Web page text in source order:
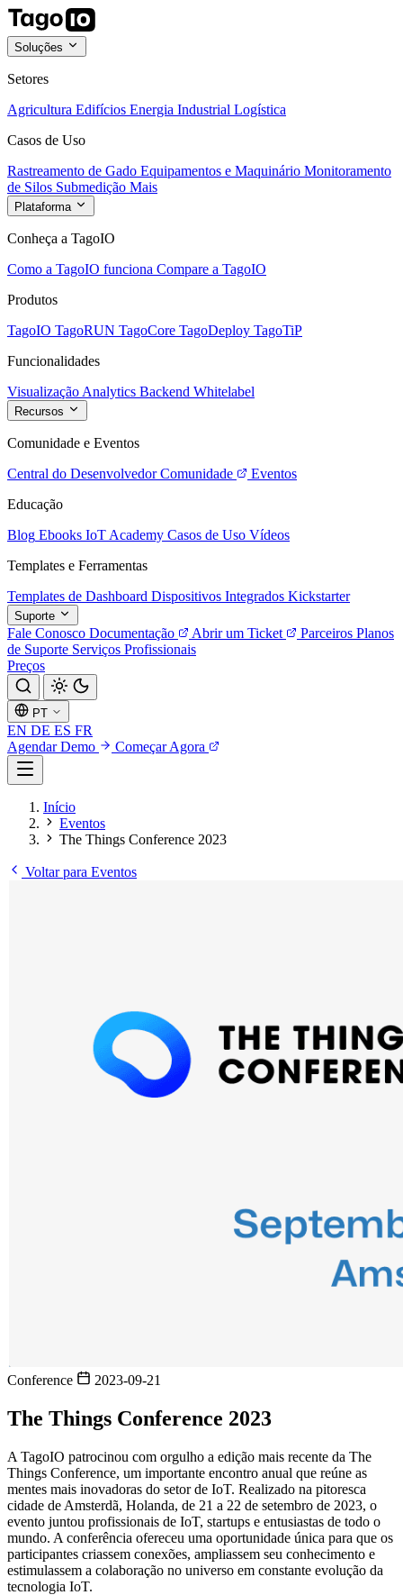
Soluções
Setores
Agricultura Edifícios Energia Industrial Logística
Casos de Uso
Rastreamento de Gado Equipamentos e Maquinário Monitoramento
de Silos Submedição Mais
Plataforma
Conheça a TagoIO
Como a TagoIO funciona Compare a TagoIO
Produtos
TagoIO TagoRUN TagoCore TagoDeploy TagoTiP
Funcionalidades
Visualização Analytics Backend Whitelabel
Recursos
Comunidade e Eventos
Central do Desenvolvedor Comunidade
Eventos
Educação
Blog Ebooks IoT Academy Casos de Uso Vídeos
Templates e Ferramentas
Templates de Dashboard Dispositivos Integrados Kickstarter
Suporte
Fale Conosco Documentação Abrir um Ticket Parceiros Planos
de Suporte Serviços Profissionais
Preços
PT
EN DE ES FR
Agendar Demo
Começar Agora
Início
Eventos
The Things Conference 2023
Voltar para Eventos
Conference 2023-09-21
The Things Conference 2023
A TagoIO patrocinou com orgulho a edição mais recente da The
Things Conference, um importante encontro anual que reúne as
mentes mais inovadoras do setor de IoT. Realizado na pitoresca
cidade de Amsterdã, Holanda, de 21 a 22 de setembro de 2023, o
evento juntou profissionais de IoT, startups e entusiastas de todo o
mundo. A conferência ofereceu uma oportunidade única para que os
participantes criassem conexões, ampliassem seu conhecimento e
estimulassem a colaboração no universo em constante evolução da
tecnologia IoT.